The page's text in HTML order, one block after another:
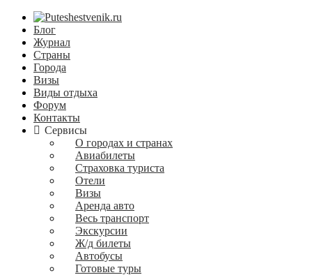
Блог
Журнал
Страны
Города
Визы
Виды отдыха
Форум
Контакты
Сервисы
О городах и странах
Авиабилеты
Страховка туриста
Отели
Визы
Аренда авто
Весь транспорт
Экскурсии
Ж/д билеты
Автобусы
Готовые туры